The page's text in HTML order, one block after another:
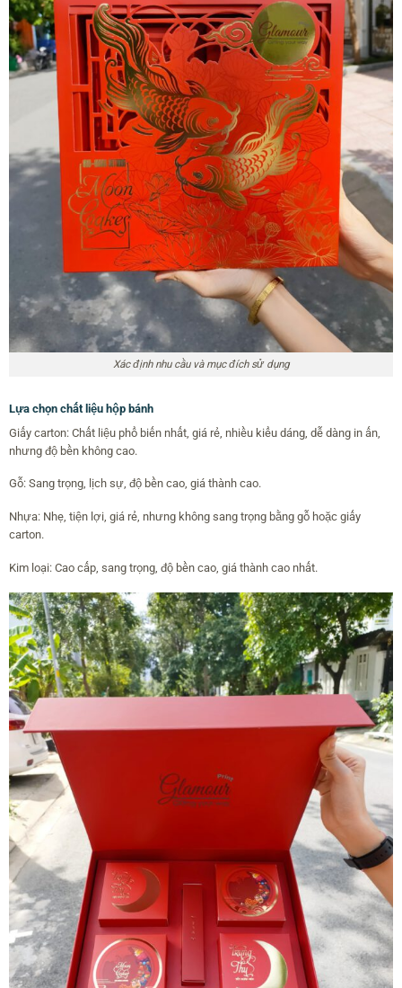
Xác định nhu cầu và mục đích sử dụng
Lựa chọn chất liệu hộp bánh
Giấy carton: Chất liệu phổ biến nhất, giá rẻ, nhiều kiểu dáng, dễ dàng in ấn,
nhưng độ bền không cao.
Gỗ: Sang trọng, lịch sự, độ bền cao, giá thành cao.
Nhựa: Nhẹ, tiện lợi, giá rẻ, nhưng không sang trọng bằng gỗ hoặc giấy
carton.
Kim loại: Cao cấp, sang trọng, độ bền cao, giá thành cao nhất.